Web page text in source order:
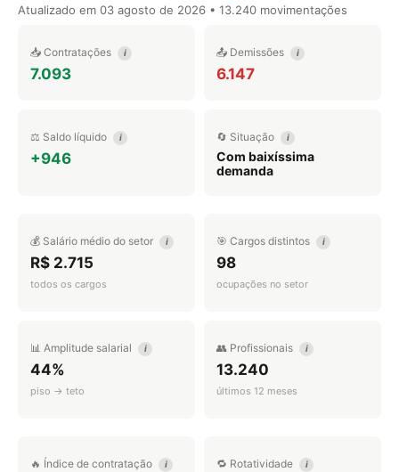
Atualizado em 03 agosto de 2026 • 13.240 movimentações
📥 Contratações i
7.093
📤 Demissões i
6.147
⚖️ Saldo líquido i
+946
🔄 Situação i
Com baixíssima
demanda
💰 Salário médio do setor i
R$ 2.715
todos os cargos
🎯 Cargos distintos i
98
ocupações no setor
📊 Amplitude salarial i
44%
piso → teto
👥 Profissionais i
13.240
últimos 12 meses
🔥 Índice de contratação i 🔁 Rotatividade i